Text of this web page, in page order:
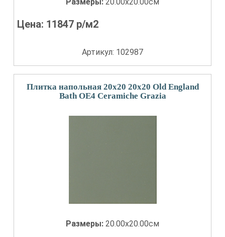
Цена: 11847 р/м2
Артикул: 102987
Плитка напольная 20x20 20x20 Old England
Bath OE4 Ceramiche Grazia
Размеры: 20.00x20.00см